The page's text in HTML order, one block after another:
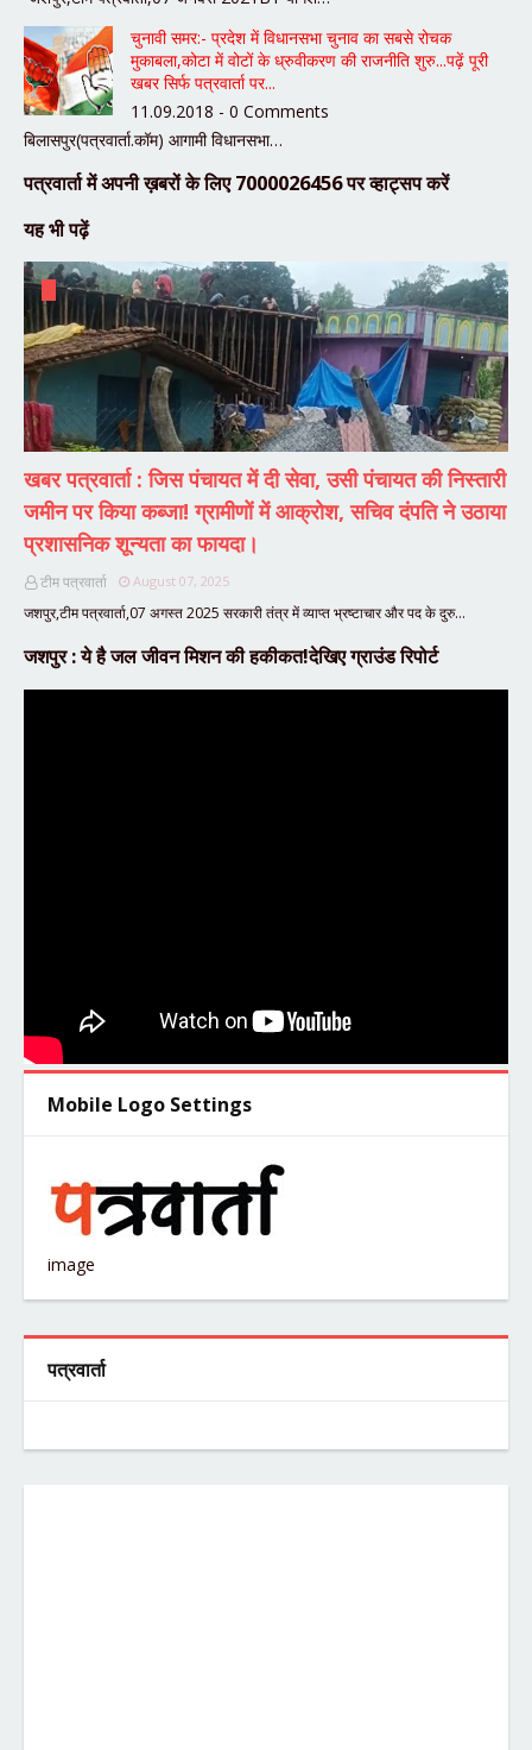
चुनावी समर:- प्रदेश में विधानसभा चुनाव का सबसे रोचक
मुकाबला,कोटा में वोटों के ध्रुवीकरण की राजनीति शुरु...पढ़ें पूरी
खबर सिर्फ पत्रवार्ता पर...
11.09.2018 - 0 Comments
बिलासपुर(पत्रवार्ता.कॉम) आगामी विधानसभा…
पत्रवार्ता में अपनी ख़बरों के लिए 7000026456 पर व्हाट्सप करें
यह भी पढ़ें
खबर पत्रवार्ता : जिस पंचायत में दी सेवा, उसी पंचायत की निस्तारी
जमीन पर किया कब्जा! ग्रामीणों में आक्रोश, सचिव दंपति ने उठाया
प्रशासनिक शून्यता का फायदा।
टीम पत्रवार्ता August 07, 2025
जशपुर,टीम पत्रवार्ता,07 अगस्त 2025 सरकारी तंत्र में व्याप्त भ्रष्टाचार और पद के दुरु…
जशपुर : ये है जल जीवन मिशन की हकीकत!देखिए ग्राउंड रिपोर्ट
Mobile Logo Settings
image
पत्रवार्ता